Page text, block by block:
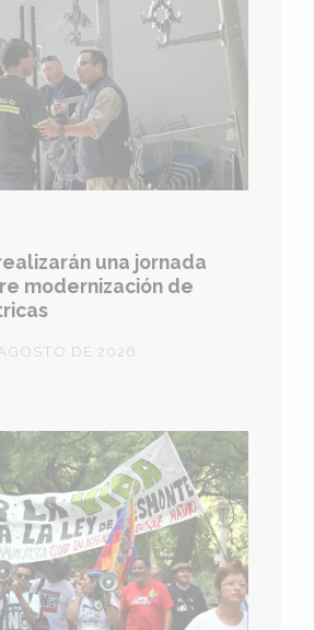
una jornada
modernización de
DE 2026